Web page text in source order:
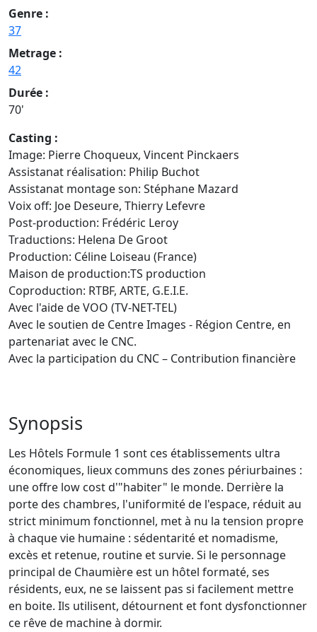
Genre :
37
Metrage :
42
Durée :
70'
Casting :
Image: Pierre Choqueux, Vincent Pinckaers
Assistanat réalisation: Philip Buchot
Assistanat montage son: Stéphane Mazard
Voix off: Joe Deseure, Thierry Lefevre
Post-production: Frédéric Leroy
Traductions: Helena De Groot
Production: Céline Loiseau (France)
Maison de production:TS production
Coproduction: RTBF, ARTE, G.E.I.E.
Avec l'aide de VOO (TV-NET-TEL)
Avec le soutien de Centre Images - Région Centre, en
partenariat avec le CNC.
Avec la participation du CNC – Contribution financière
Synopsis
Les Hôtels Formule 1 sont ces établissements ultra
économiques, lieux communs des zones périurbaines :
une offre low cost d'"habiter" le monde. Derrière la
porte des chambres, l'uniformité de l'espace, réduit au
strict minimum fonctionnel, met à nu la tension propre
à chaque vie humaine : sédentarité et nomadisme,
excès et retenue, routine et survie. Si le personnage
principal de Chaumière est un hôtel formaté, ses
résidents, eux, ne se laissent pas si facilement mettre
en boite. Ils utilisent, détournent et font dysfonctionner
ce rêve de machine à dormir.